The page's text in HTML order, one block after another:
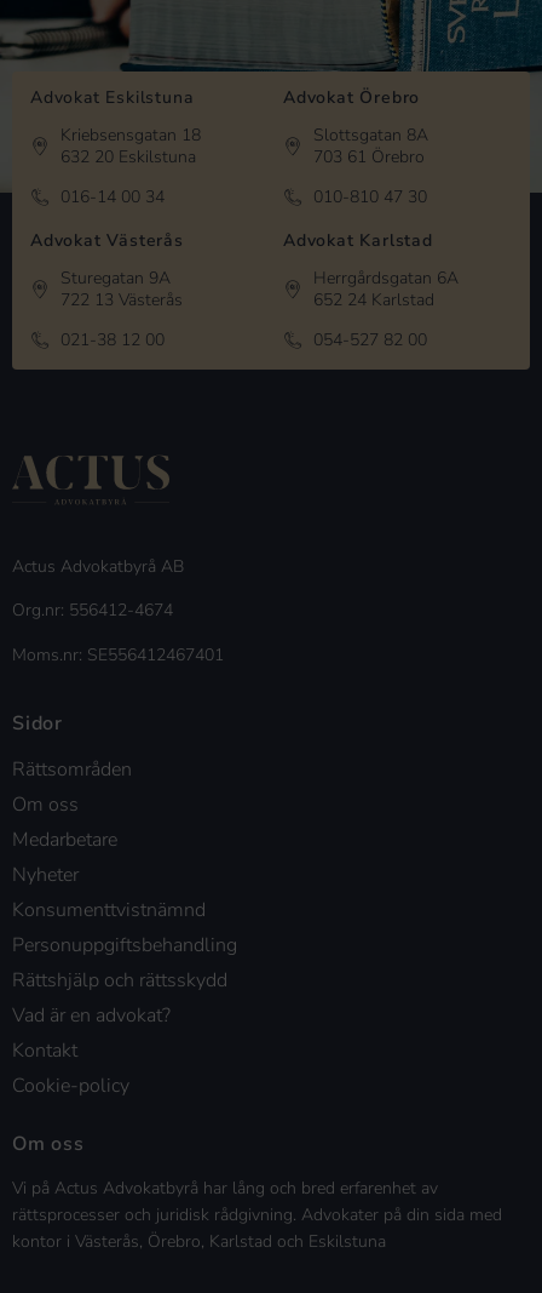
Advokat Eskilstuna
Kriebsensgatan 18
632 20 Eskilstuna
016-14 00 34
Advokat Örebro
Slottsgatan 8A
703 61 Örebro
010-810 47 30
Advokat Västerås
Sturegatan 9A
722 13 Västerås
021-38 12 00
Advokat Karlstad
Herrgårdsgatan 6A
652 24 Karlstad
054-527 82 00
Actus Advokatbyrå AB
Org.nr: 556412-4674
Moms.nr: SE556412467401
Sidor
Rättsområden
Om oss
Medarbetare
Nyheter
Konsumenttvistnämnd
Personuppgiftsbehandling
Rättshjälp och rättsskydd
Vad är en advokat?
Kontakt
Cookie-policy
Om oss
Vi på Actus Advokatbyrå har lång och bred erfarenhet av
rättsprocesser och juridisk rådgivning. Advokater på din sida med
kontor i Västerås, Örebro, Karlstad och Eskilstuna